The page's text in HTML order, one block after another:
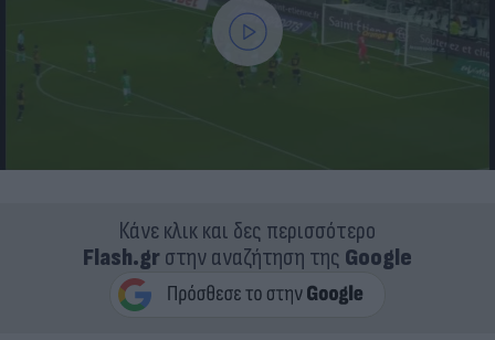
Κάνε κλικ και δες περισσότερο
Flash.grστην αναζήτηση της Google